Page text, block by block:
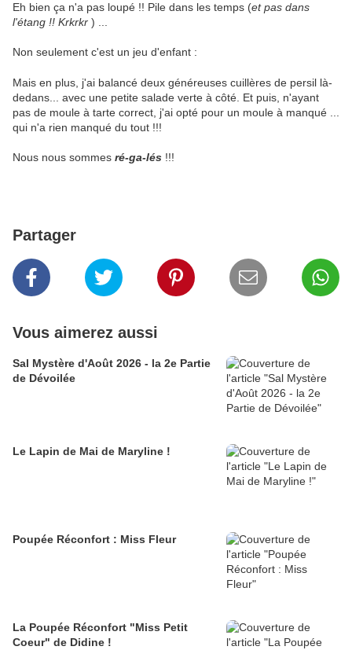
Eh bien ça n'a pas loupé !! Pile dans les temps (et pas dans
l'étang !! Krkrkr ) ...
Non seulement c'est un jeu d'enfant :
Mais en plus, j'ai balancé deux généreuses cuillères de persil là-
dedans... avec une petite salade verte à côté. Et puis, n'ayant
pas de moule à tarte correct, j'ai opté pour un moule à manqué ...
qui n'a rien manqué du tout !!!
Nous nous sommes ré-ga-lés !!!
Partager
Vous aimerez aussi
Sal Mystère d'Août 2026 - la 2e Partie
de Dévoilée
Le Lapin de Mai de Maryline !
Poupée Réconfort : Miss Fleur
La Poupée Réconfort "Miss Petit
Coeur" de Didine !